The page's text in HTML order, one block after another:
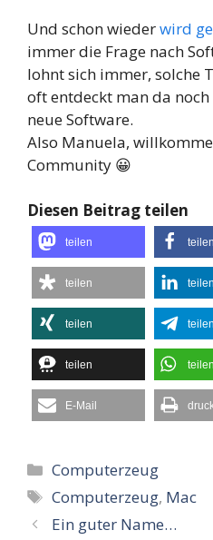
Und schon wiederwird
immer die Frage nach
lohnt sich immer, solche
oft entdeckt man da
neue Software.
Also Manuela,
Community 😀
Diesen Beitrag teilen
teilen teilen
teilen teilen
teilen teilen
teilen teilen
E-Mail
Kategorien
Computerzeug
Schlagwörter
Computerzeug, Mac
Ein guter Name…